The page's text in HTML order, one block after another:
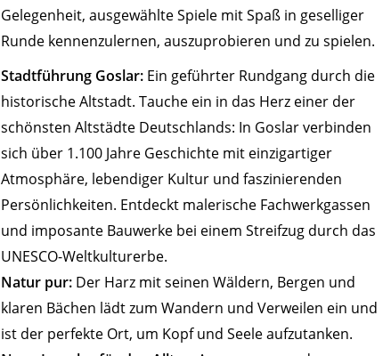
Gelegenheit, ausgewählte Spiele mit Spaß in geselliger
Runde kennenzulernen, auszuprobieren und zu spielen.
Stadtführung Goslar: Ein geführter Rundgang durch die
historische Altstadt. Tauche ein in das Herz einer der
schönsten Altstädte Deutschlands: In Goslar verbinden
sich über 1.100 Jahre Geschichte mit einzigartiger
Atmosphäre, lebendiger Kultur und faszinierenden
Persönlichkeiten. Entdeckt malerische Fachwerkgassen
und imposante Bauwerke bei einem Streifzug durch das
UNESCO-Weltkulturerbe.
Natur pur: Der Harz mit seinen Wäldern, Bergen und
klaren Bächen lädt zum Wandern und Verweilen ein und
ist der perfekte Ort, um Kopf und Seele aufzutanken.